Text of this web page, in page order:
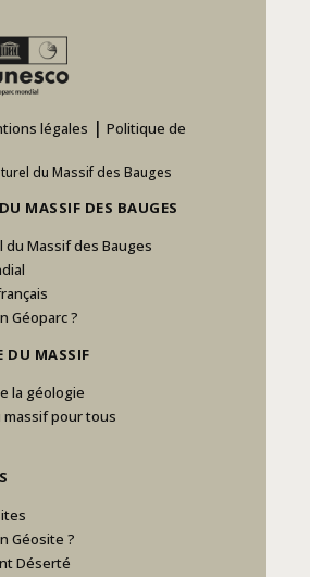
légales | Politique de
du Massif des Bauges
MASSIF DES BAUGES
du Massif des Bauges
Géoparc ?
DU MASSIF
la géologie
massif pour tous
Géosite ?
Déserté